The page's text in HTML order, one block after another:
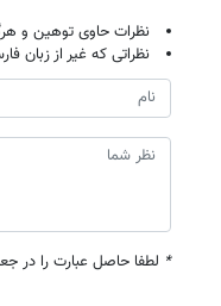
نظرات حاوی توهین و
نظراتی که غیر از زبان
* لطفا حاصل عبارت را در